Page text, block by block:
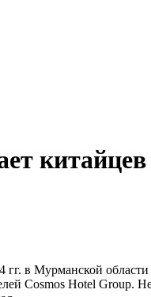
китайцев
гг. в Мурманской
Cosmos Hotel